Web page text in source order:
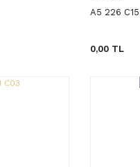
A5 226 C15
0,00 TL